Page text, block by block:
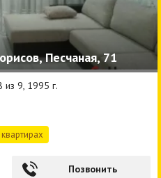
Песчаная, 71
из 9, 1995 г.
Позвонить